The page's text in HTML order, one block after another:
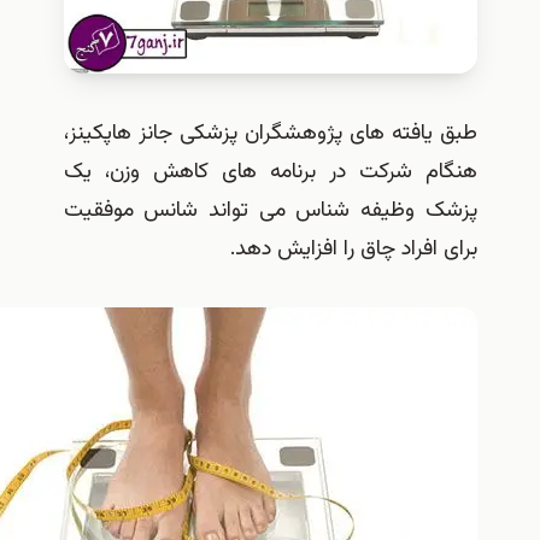
های پژوهشگران پزشکی جانز هاپکینز،
شرکت در برنامه های کاهش وزن، یک
وظیفه شناس می تواند شانس موفقیت
چاق را افزایش دهد.